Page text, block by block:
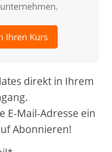
Ihren Kurs
direkt in Ihrem
E-Mail-Adresse ein
Abonnieren!